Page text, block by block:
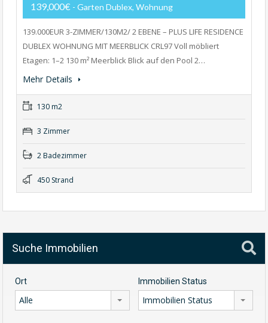
139,000€ - Garten Dublex, Wohnung
139.000EUR 3-ZIMMER/130M2/ 2 EBENE – PLUS LIFE RESIDENCE
DUBLEX WOHNUNG MIT MEERBLICK CRL97 Voll möbliert
Etagen: 1–2 130 m² Meerblick Blick auf den Pool 2…
Mehr Details
130 m2
3 Zimmer
2 Badezimmer
450 Strand
Suche Immobilien
Ort
Alle
Immobilien Status
Immobilien Status